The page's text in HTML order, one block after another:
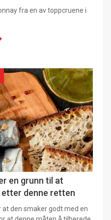
fra en av toppcruene i
en grunn til at
denne retten
at den smaker godt med en